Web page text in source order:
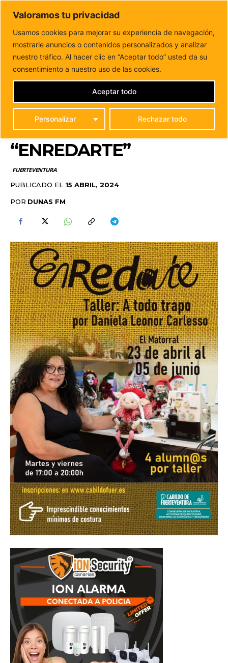
Valoramos tu privacidad
Usamos cookies para mejorar su experiencia de navegación,
mostrarle anuncios o contenidos personalizados y analizar
nuestro tráfico. Al hacer clic en “Aceptar todo” usted da su
consentimiento a nuestro uso de las cookies.
Personalizar Rechazar todo
Aceptar todo
DUNAS FM
Tu informacion de forma cercana
Inicio FUERTEVENTURA
Abierto el plazo para inscribirse
en los talleres de artesanía de “EnRedArte”
ABIERTO EL PLAZO
PARA INSCRIBIRSE EN
LOS TALLERES DE
ARTESANÍA DE
“ENREDARTE”
FUERTEVENTURA
PUBLICADO EL 15 ABRIL, 2024
POR DUNAS FM